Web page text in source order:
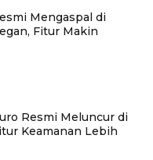
Mengaspal di
Fitur Makin
Resmi Meluncur di
Keamanan Lebih